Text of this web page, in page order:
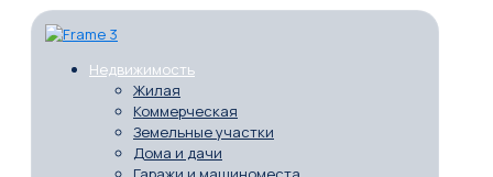
Недвижимость
Жилая
Коммерческая
Земельные участки
Дома и дачи